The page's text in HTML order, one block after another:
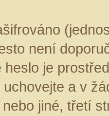
není
je
a v
nebo jiné, třetí